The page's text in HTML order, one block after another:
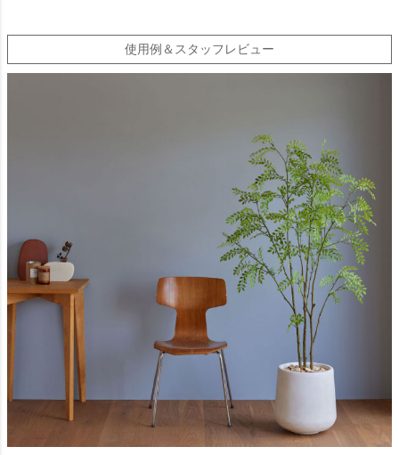
使用例＆スタッフレビュー